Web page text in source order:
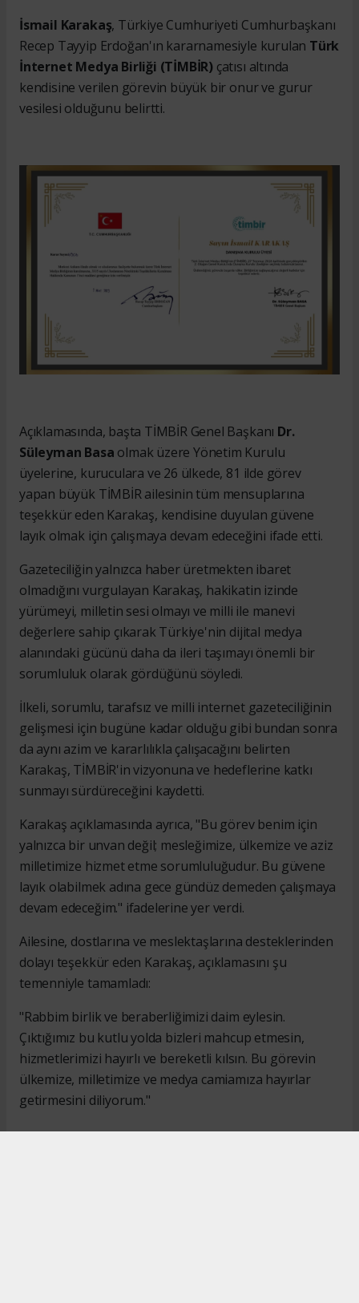
İsmail Karakaş, Türkiye Cumhuriyeti Cumhurbaşkanı
Recep Tayyip Erdoğan'ın kararnamesiyle kurulan Türk
İnternet Medya Birliği (TİMBİR) çatısı altında
kendisine verilen görevin büyük bir onur ve gurur
vesilesi olduğunu belirtti.
Açıklamasında, başta TİMBİR Genel Başkanı Dr.
Süleyman Basa olmak üzere Yönetim Kurulu
üyelerine, kuruculara ve 26 ülkede, 81 ilde görev
yapan büyük TİMBİR ailesinin tüm mensuplarına
teşekkür eden Karakaş, kendisine duyulan güvene
layık olmak için çalışmaya devam edeceğini ifade etti.
Gazeteciliğin yalnızca haber üretmekten ibaret
olmadığını vurgulayan Karakaş, hakikatin izinde
yürümeyi, milletin sesi olmayı ve milli ile manevi
değerlere sahip çıkarak Türkiye'nin dijital medya
alanındaki gücünü daha da ileri taşımayı önemli bir
sorumluluk olarak gördüğünü söyledi.
İlkeli, sorumlu, tarafsız ve milli internet gazeteciliğinin
gelişmesi için bugüne kadar olduğu gibi bundan sonra
da aynı azim ve kararlılıkla çalışacağını belirten
Karakaş, TİMBİR'in vizyonuna ve hedeflerine katkı
sunmayı sürdüreceğini kaydetti.
Karakaş açıklamasında ayrıca, "Bu görev benim için
yalnızca bir unvan değil; mesleğimize, ülkemize ve aziz
milletimize hizmet etme sorumluluğudur. Bu güvene
layık olabilmek adına gece gündüz demeden çalışmaya
devam edeceğim." ifadelerine yer verdi.
Ailesine, dostlarına ve meslektaşlarına desteklerinden
dolayı teşekkür eden Karakaş, açıklamasını şu
temenniyle tamamladı:
"Rabbim birlik ve beraberliğimizi daim eylesin.
Çıktığımız bu kutlu yolda bizleri mahcup etmesin,
hizmetlerimizi hayırlı ve bereketli kılsın. Bu görevin
ülkemize, milletimize ve medya camiamıza hayırlar
getirmesini diliyorum."